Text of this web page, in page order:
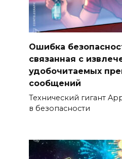
Ошибка
связанная с
удобочитаемых
сообщений
Технический гигант
в безопасности